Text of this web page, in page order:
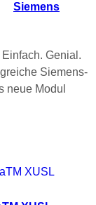
Siemens
Genial.
Siemens-
neue Modul